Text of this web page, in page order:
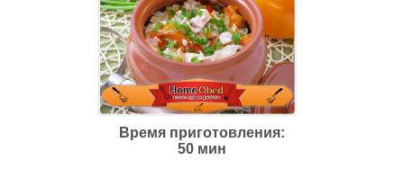
Время приготовления:
50 мин